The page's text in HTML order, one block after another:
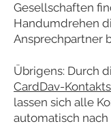
Gesellschaften
Handumdrehen
Ansprechpartner
Übrigens: Durch
CardDav-
lassen sich alle
automatisch